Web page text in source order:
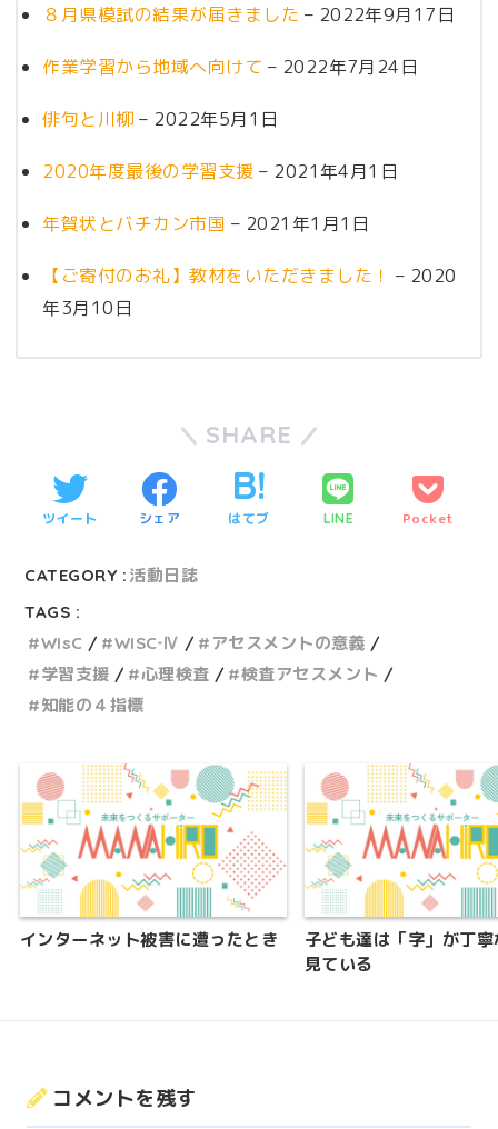
８月県模試の結果が届きました – 2022年9月17日
作業学習から地域へ向けて – 2022年7月24日
俳句と川柳 – 2022年5月1日
2020年度最後の学習支援 – 2021年4月1日
年賀状とバチカン市国 – 2021年1月1日
【ご寄付のお礼】教材をいただきました！ – 2020
年3月10日
SHARE
ツイート シェア はてブ LINE Pocket
CATEGORY : 活動日誌
TAGS :
WIsC
WISC‐Ⅳ
アセスメントの意義
学習支援
心理検査
検査アセスメント
知能の４指標
インターネット被害に遭ったとき
子ども達は「字」が丁
見ている
コメントを残す